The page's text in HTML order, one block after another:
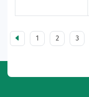
1 2 3